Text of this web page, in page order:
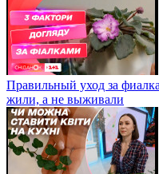
Правильный уход за
жили, а не выживали